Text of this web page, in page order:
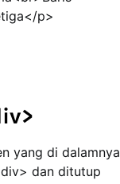
p>
yang di dalamnya
dan ditutup